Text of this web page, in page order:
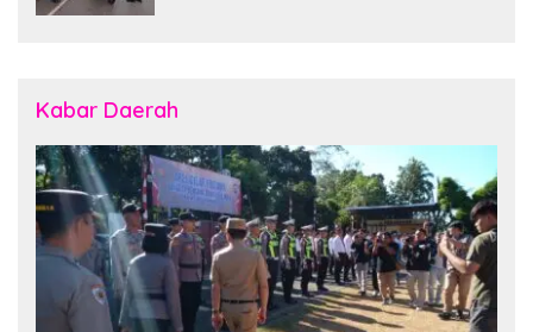
Kabar Daerah